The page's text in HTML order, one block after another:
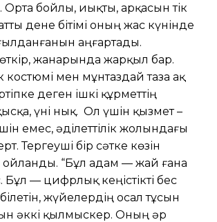
Орта бойлы, иықты, арқасын тік
дене бітімі оның жас күнінде
аңғартады.
жанарында жарқыл бар.
мен мұнтаздай таза ақ
деген ішкі құрметтің
қысқа, үні нық. Ол үшін қызмет –
емес, әділеттілік жолындағы
Тергеуші бір сәтке көзін
“Бұл адам — жай ғана
Бұл — цифрлық кеңістікті бес
жүйелердің осал тұсын
әккі қылмыскер. Оның әр